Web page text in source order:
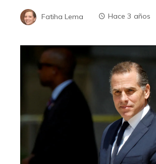
Fatiha Lema Hace 3 años